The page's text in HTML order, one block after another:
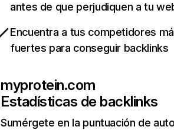
antes de que perjudiquen a tu
Encuentra a tus competidores
fuertes para conseguir backlinks
myprotein.com
Estadísticas de backlinks
Sumérgete en la puntuación de